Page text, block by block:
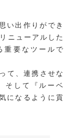
い出作りができ
ニューアルした
重要なツールで
て、連携させな
そして『ルーベ
になるように貢